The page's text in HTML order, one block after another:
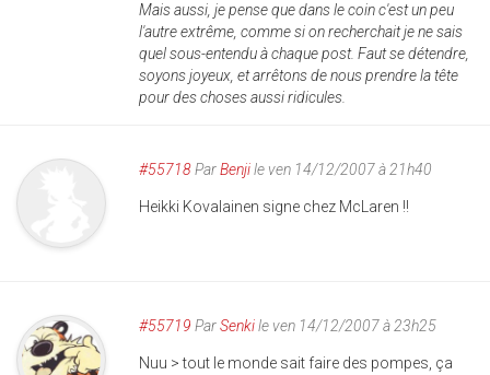
Mais aussi, je pense que dans le coin c'est un peu
l'autre extrême, comme si on recherchait je ne sais
quel sous-entendu à chaque post. Faut se détendre,
soyons joyeux, et arrêtons de nous prendre la tête
pour des choses aussi ridicules.
#55718ParBenjile ven 14/12/2007 à 21h40
Heikki Kovalainen signe chez McLaren !!
#55719 ParSenkile ven 14/12/2007 à 23h25
Nuu > tout le monde sait faire des pompes, ça